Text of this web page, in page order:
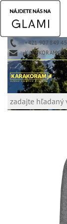
+421 907 849